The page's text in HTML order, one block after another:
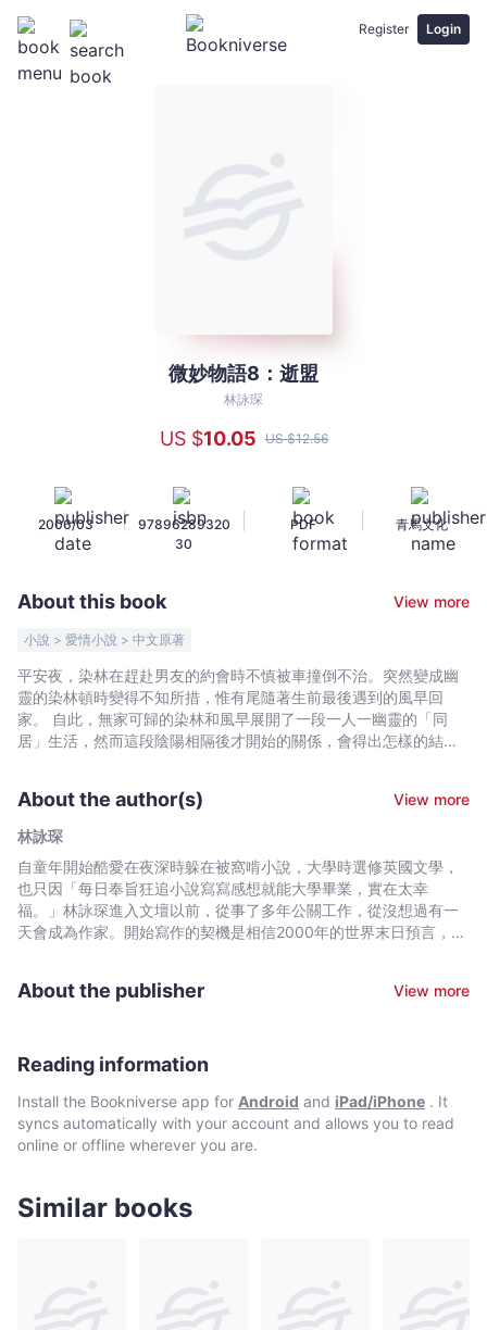
Register Login
詠
琛
Bookniverse
微妙物語8：逝盟
林詠琛
US $10.05 US $12.56
2006/03 |
97896289320
30
PDF 青馬文化
About this book View more
小說 > 愛情小說 > 中文原著
平安夜，染林在趕赴男友的約會時不慎被車撞倒不治。突然變成幽
靈的染林頓時變得不知所措，惟有尾隨著生前最後遇到的風早回
家。 自此，無家可歸的染林和風早展開了一段一人一幽靈的「同
居」生活，然而這段陰陽相隔後才開始的關係，會得出怎樣的結
About the author(s)
View more
林詠琛
自童年開始酷愛在夜深時躲在被窩啃小說，大學時選修英國文學，
也只因「每日奉旨狂追小說寫寫感想就能大學畢業，實在太幸
福。」林詠琛進入文壇以前，從事了多年公關工作，從沒想過有一
天會成為作家。開始寫作的契機是相信2000年的世界末日預言，想
世界末日沒有來，她寫作的文字精靈卻統統被喚醒了，迄今創作了
About the publisher View more
Reading information
Install the Bookniverse app for Android and iPad/iPhone . It
syncs automatically with your account and allows you to read
online or offline wherever you are.
Similar books